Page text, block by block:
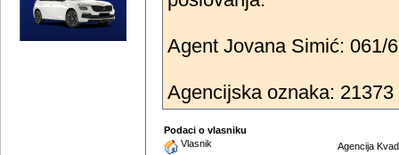
Agent Jovana Simić: 061/
Agencijska oznaka: 21373
Podaci o vlasniku
Vlasnik
Agencija